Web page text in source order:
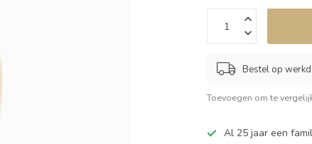
Bestel op
Toevoegen om te
Al 25 jaar een